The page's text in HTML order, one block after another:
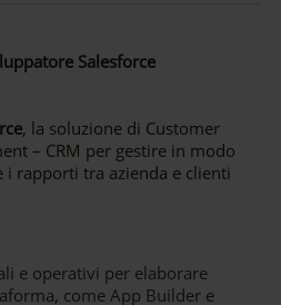
Salesforce
, la soluzione di Customer
– CRM per gestire in modo
i rapporti tra azienda e clienti
e operativi per elaborare
come App Builder e